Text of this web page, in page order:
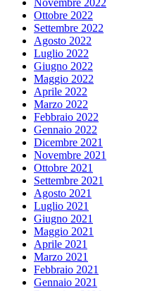
Novembre 2022
Ottobre 2022
Settembre 2022
Agosto 2022
Luglio 2022
Giugno 2022
Maggio 2022
Aprile 2022
Marzo 2022
Febbraio 2022
Gennaio 2022
Dicembre 2021
Novembre 2021
Ottobre 2021
Settembre 2021
Agosto 2021
Luglio 2021
Giugno 2021
Maggio 2021
Aprile 2021
Marzo 2021
Febbraio 2021
Gennaio 2021